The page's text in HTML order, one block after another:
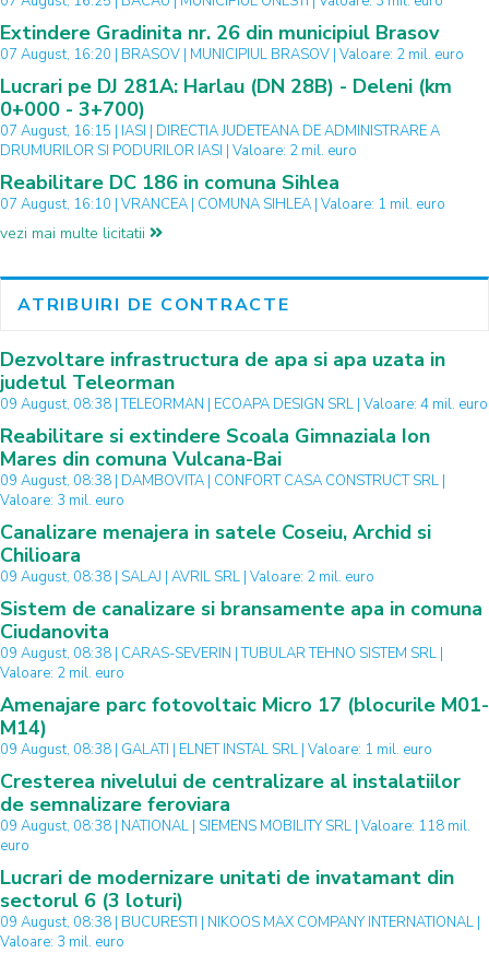
Extindere Gradinita nr. 26 din municipiul Brasov
07 August, 16:20 | BRASOV | MUNICIPIUL BRASOV | Valoare: 2 mil. euro
Lucrari pe DJ 281A: Harlau (DN 28B) - Deleni (km
0+000 - 3+700)
07 August, 16:15 | IASI | DIRECTIA JUDETEANA DE ADMINISTRARE A
DRUMURILOR SI PODURILOR IASI | Valoare: 2 mil. euro
Reabilitare DC 186 in comuna Sihlea
07 August, 16:10 | VRANCEA | COMUNA SIHLEA | Valoare: 1 mil. euro
vezi mai multe licitatii
ATRIBUIRI DE CONTRACTE
Dezvoltare infrastructura de apa si apa uzata in
judetul Teleorman
09 August, 08:38 | TELEORMAN | ECOAPA DESIGN SRL | Valoare: 4 mil. euro
Reabilitare si extindere Scoala Gimnaziala Ion
Mares din comuna Vulcana-Bai
09 August, 08:38 | DAMBOVITA | CONFORT CASA CONSTRUCT SRL |
Valoare: 3 mil. euro
Canalizare menajera in satele Coseiu, Archid si
Chilioara
09 August, 08:38 | SALAJ | AVRIL SRL | Valoare: 2 mil. euro
Sistem de canalizare si bransamente apa in comuna
Ciudanovita
09 August, 08:38 | CARAS-SEVERIN | TUBULAR TEHNO SISTEM SRL |
Valoare: 2 mil. euro
Amenajare parc fotovoltaic Micro 17 (blocurile M01-
M14)
09 August, 08:38 | GALATI | ELNET INSTAL SRL | Valoare: 1 mil. euro
Cresterea nivelului de centralizare al instalatiilor
de semnalizare feroviara
09 August, 08:38 | NATIONAL | SIEMENS MOBILITY SRL | Valoare: 118 mil.
euro
Lucrari de modernizare unitati de invatamant din
sectorul 6 (3 loturi)
09 August, 08:38 | BUCURESTI | NIKOOS MAX COMPANY INTERNATIONAL |
Valoare: 3 mil. euro